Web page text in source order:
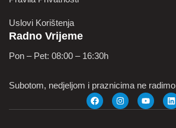
Uslovi Korištenja
Radno Vrijeme
Pon – Pet: 08:00 – 16:30h
Subotom, nedjeljom i praznicima ne radimo